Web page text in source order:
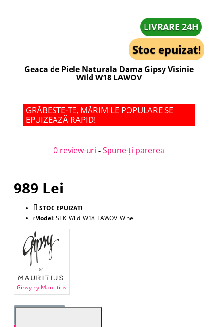
LIVRARE 24H
Stoc epuizat!
Geaca de Piele Naturala Dama Gipsy Visinie
Wild W18 LAWOV
GRĂBEȘTE-TE, MĂRIMILE POPULARE SE
EPUIZEAZĂ RAPID!
0 review-uri -Spune-ţi parerea
989 Lei
STOC EPUIZAT!
Model:STK_Wild_W18_LAWOV_Wine
Gipsy by Mauritius